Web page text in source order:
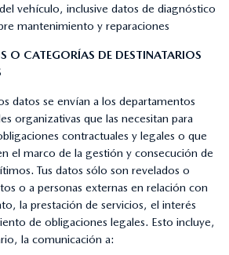
vehículo, inclusive datos de diagnóstico
mantenimiento y reparaciones
O CATEGORÍAS DE DESTINATARIOS
datos se envían a los departamentos
organizativas que las necesitan para
contractuales y legales o que
el marco de la gestión y consecución de
Tus datos sólo son revelados o
o a personas externas en relación con
la prestación de servicios, el interés
de obligaciones legales. Esto incluye,
la comunicación a: